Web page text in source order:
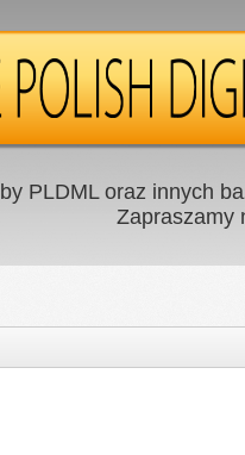
PLDML oraz innych
Zapraszamy